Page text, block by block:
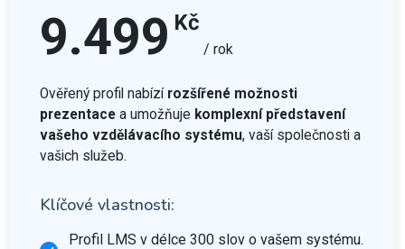
9.499 Kč
/ rok
Ověřený profil nabízí rozšířené možnosti
prezentace a umožňuje komplexní představení
vašeho vzdělávacího systému, vaší společnosti a
vašich služeb.
Klíčové vlastnosti:
Profil LMS v délce 300 slov o vašem systému.